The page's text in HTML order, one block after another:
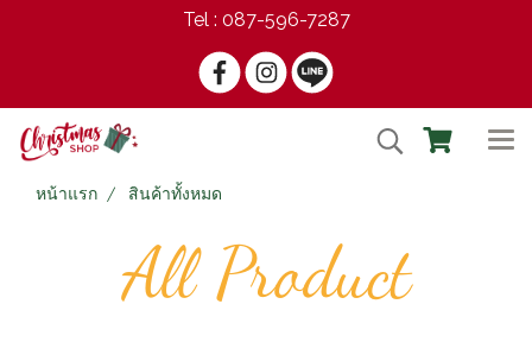
Tel : 087-596-7287
หน้าแรก สินค้าทั้งหมด
All Product